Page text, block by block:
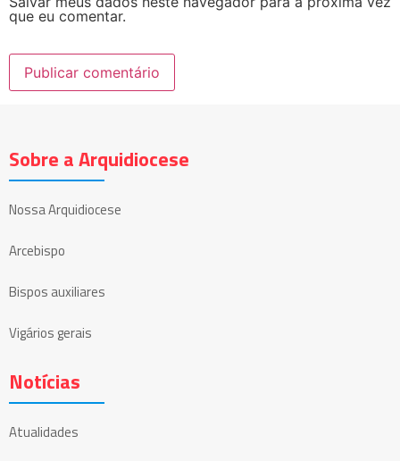
que eu comentar.
Sobre a Arquidiocese
Nossa Arquidiocese
Arcebispo
Bispos auxiliares
Vigários gerais
Notícias
Atualidades